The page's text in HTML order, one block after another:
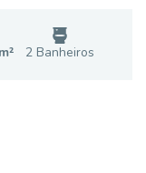
2Banheiros